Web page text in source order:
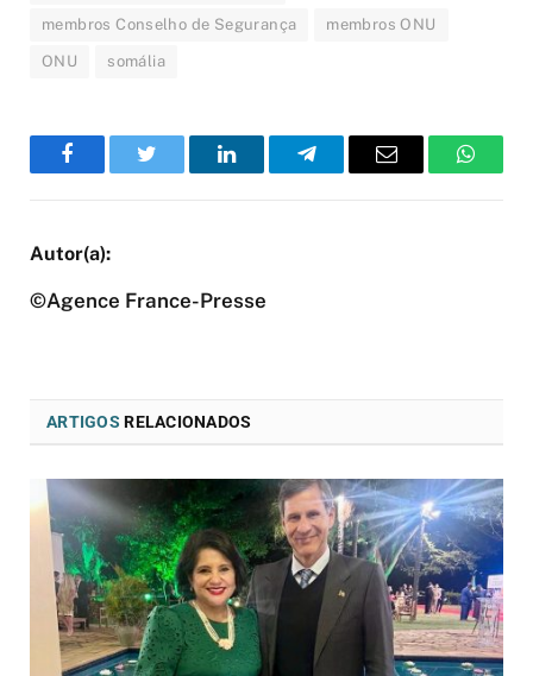
membros Conselho de Segurança membros ONU
ONU somália
FacebookTwitter LinkedInTelegramEmail
©Agence France-Presse
ARTIGOS RELACIONADOS